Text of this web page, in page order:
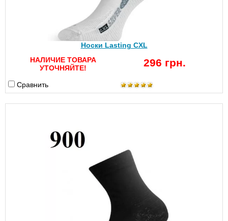
Носки Lasting CXL
НАЛИЧИЕ ТОВАРА
УТОЧНЯЙТЕ!
296 грн.
Сравнить